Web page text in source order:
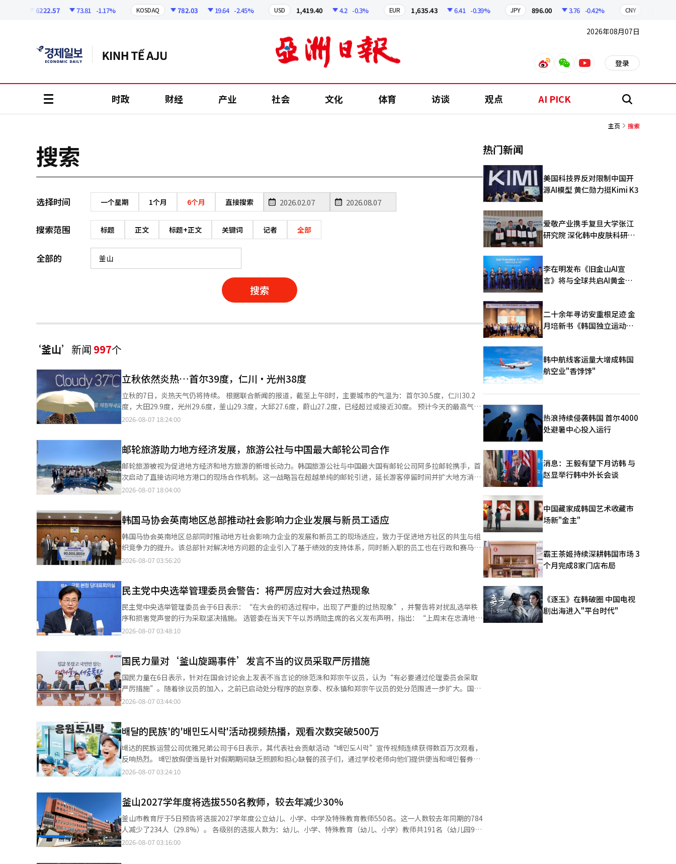
6222.57 73.81 -1.17% KOSDAQ 782.03 19.64 -2.45% USD 1,419.40 4.2 -0.3% EUR 1,635.43 6.41 -0.39% JPY 896.00 3.76 -0.42% CNY
2026年08月07日
weiboweixinyoutube 登录
时政 财经 产业 社会 文化 体育 访谈 观点 AI PICK 搜
主页 搜索
搜索
选择时间 一个星期 1个月 6个月 直接搜索
搜索范围 标题 正文 标题+正文 关键词 记者 全部
全部的
搜索
‘釜山’ 新闻 997个
立秋依然炎热…首尔39度，仁川·光州38度
立秋的7日，炎热天气仍将持续。 根据联合新闻的报道，截至上午8时，主要城市的气温为：首尔30.5度，仁川30.2
度，大田29.9度，光州29.6度，釜山29.3度，大邱27.6度，蔚山27.2度，已经超过或接近30度。 预计今天的最高气温
将在31至39度之间。 首尔的最高气温将达到39度，仁川和光州为38度，大田和大邱为37度，釜山为35度，蔚山为34
压）经过。 因此，形成了北高南低的气压系统，相对较凉的东北风将吹入。 东北风将携带来自相对温暖的东海的水
汽，遇到太白山脉时，将在东海岸和济州岛带来大量降雨。 预计降水量为：江原东海岸·山区30至100毫米（多的地
方超过150毫米），庆北北部东海岸·东北山区30至80毫米，庆北南部东海岸20至60毫米，济州山区·中山区10至
60毫米，釜山·蔚山·庆南中部内陆·庆南东部内陆·独岛·乌岛5至40毫米，济州海岸5至30毫米。※ 本报道经人
工智能（AI）系统翻译与编辑。
2026-08-07 18:24:00
邮轮旅游助力地方经济发展，旅游公社与中国最大邮轮公司合作
邮轮旅游被视为促进地方经济和地方旅游的新增长动力。韩国旅游公社与中国最大国有邮轮公司阿多拉邮轮携手，首
次启动了直接访问地方港口的现场合作机制。这一战略旨在超越单纯的邮轮引进，延长游客停留时间并扩大地方消
费。 韩国旅游公社于6日在全南丽水与阿多拉邮轮召开了“岛屿丽水邮轮协作体”会议。该协作体的重点是增加游客
资源和港口条件，并讨论地方政府、海外邮轮公司和当地旅行社的定制合作方案。 阿多拉邮轮在今年上半年共计入境
的451个邮轮航次中，运营了约20%的91个航次，占据了访韩邮轮市场的最大份额。公社计划在今年3月与阿多拉邮
轮签署的战略伙伴关系的基础上，通过此次协作体加强与中国邮轮市场和地方旅游景点的合作。 此次活动有来自中国
当地旅行社的21名相关人员参加，韩国国会议员办公室、全南省、光州市、丽水市等相关机构也参与了地方邮轮产业
发展方案的讨论。 参与者将在9日前往丽水和釜山，考察丽水博览会国际邮轮码头、乌冬岛、釜山国际市场、海东龙
中。 公社计划以丽水为起点，巡回考察下半年的釜山、仁川、束草等主要港口，持续关注地方特色邮轮旅游产品的开
发、现场问题和制度改进任务。 公社主题内容团队负责人潘浩哲表示：“海外邮轮公司与国内相关机构在现场共同建
立了能够反映港口特性的合作机制”，并表示：“我们将通过开发具有地方特色的定制邮轮产品和改善接待能力，进
一步扩大邮轮游客的引入。” 此次协作体与政府正在推进的邮轮旅游振兴政策密切相关。政府计划投入3400万元的
追加预算，以改善釜山、仁川、丽水、束草、西山、浦项等主要港口的旅游项目和接待能力，旨在延长邮轮游客的停
2026-08-07 18:04:00
韩国马协会英南地区总部推动社会影响力企业发展与新员工适应
韩国马协会英南地区总部同时推动地方社会影响力企业的发展和新员工的现场适应，致力于促进地方社区的共生与组
织竞争力的提升。该总部针对解决地方问题的企业引入了基于绩效的支持体系，同时新入职的员工也在行政和赛马运
营等多个领域积累实务经验。 英南地区总部最近与“大家的经济”社会合作社和社会创新研究院签署了“2026釜山
能、综合照护、就业创造、多文化和地方发展等。 被选中的企业将获得初期项目资金、专家指导、社会效益测量和地
方资源对接等支持。与以往的支持项目不同的是，此次将企业创造的社会价值进行量化评估，并根据成果给予差异化
的激励。优秀企业将获得韩国马协会英南地区总部长奖和韩国社会企业振兴院长奖。 英南地区总部相关人士表
示：“我们将致力于创造一个社会价值能够得到回报的生态系统，以支持地方创新企业的持续成长。” 9名新员工现
场部署...“提升实务能力” 今年被部署到英南地区总部的9名新员工已经进入实务工作4个月，正在继续适应现场环
的孙裕晶员工表示：“辞去前职后准备了很久，听到合格的消息时非常高兴。”釜山广播部的朴在敏员工表示：“希
望通过稳定的广播运营，创造一个让客户更能沉浸的环境。”此外，其他岗位的新员工也在各自领域积累现场经验，
逐渐适应组织。 韩国马协会英南地区总部长严永锡表示：“期待新员工在各自的岗位上积累经验，成长为引领韩国马
协会未来的人才。”※ 本报道经人工智能（AI）系统翻译与编辑。
2026-08-07 03:56:20
民主党中央选举管理委员会警告：将严厉应对大会过热现象
民主党中央选举管理委员会于6日表示：“在大会的初选过程中，出现了严重的过热现象”，并警告将对扰乱选举秩
序和损害党声誉的行为采取坚决措施。 选管委在当天下午以苏炳勋主席的名义发布声明，指出：“上周末在忠清地区
和釜山·蔚山·庆南（釜庆地区）举行的联合演讲会等初选过程中，出现了严重的过热现象。” 特别是选管委提到，
行的初选过程中的非法选举活动和选举干扰行为进行严厉制裁，并强调：“如发生未获许可的选举活动或干扰行为，
将在确认事实后立即采取措施。若发生此类行为，请遵循程序向选举不正之行为举报中心举报。” 同时，选管委将选
举干扰和非法选举活动明确界定为“明显的相关行为”，并表示：“被查出的事项将在大会结束后也将毫不例外地追
究责任。希望大家在激烈竞争的同时，保持对彼此的尊重，展现出民主党应有的风范。”※ 本报道经人工智能（AI）
系统翻译与编辑。
2026-08-07 03:48:10
国民力量对‘釜山旋踢事件’发言不当的议员采取严厉措施
国民力量在6日表示，针对在国会讨论会上发表不当言论的徐范洙和郑宗午议员，认为“有必要通过伦理委员会采取
严厉措施”。随着徐议员的加入，之前已启动处分程序的赵京泰、权永镇和郑宗午议员的处分范围进一步扩大。国民
力量当天上午在国会举行的最高委员会会议上讨论了“旋踢失言”事件。首席发言人崔宝允在会议结束后对记者表
谑言论，这绝对是不应有的不当言行。”他对此深感歉意，并表示：“受害者的宽恕并不意味着问题已经解决，今后
将采取一切措施以防止此类不当事件的再次发生。”由于党领导层一致认为有必要进行伦理委员会的处分，预计在7
日召开的伦理委员会会议上将讨论对徐议员和郑议员的处分。在党内，对于两位议员的处分意见不一。一位领导层人
士指出：“如果他们真的反省，主动离开党就是一种反省；如果不采取措施，那将是典型的双重标准。”而一位亲韩
派议员则批评道：“这只是言语失误，受害者也已经道歉。出席讨论会的受害者表示希望集中于本案，而不是因这些
局势对党没有任何好处，不明白为何要这样引导党。”此前，徐议员在4日的讨论会上对出席的受害者说：“来一次
旋踢吧。”郑议员回应：“我更擅长用手而不是脚。”在争议加剧后，徐议员和郑议员向受害者和公众表示了歉意。
出席讨论会的受害者金珍珠（化名）表示接受了徐议员的道歉，并表示：“讨论会内容很重要，不希望被淹没。希望
大家能努力让公众了解讨论会的内容。”※ 本报道经人工智能（AI）系统翻译与编辑。
2026-08-07 03:44:00
배달的民族'的'배민도시락'活动视频热播，观看次数突破500万
배达的民族运营公司优雅兄弟公司于6日表示，其代表社会贡献活动“배민도시락”宣传视频连续获得数百万次观看，
反响热烈。 배민放假便当是针对假期期间缺乏照顾和担心缺餐的孩子们，通过学校老师向他们提供便当和배민餐券，
并进行关心的活动。自2020年疫情以来，已累计为7483名儿童提供约18万餐的餐食。 最近引发关注的内容是배민在
员，배민在进行跆拳道、曲棍球、摔跤和射箭比赛的场馆附近设置了餐车，提供孩子们喜爱的炸鸡、比萨、年糕汤和
刨冰等美食。 记录这一现场的“奔向你，送上美味的支持 by.배민应援便当”视频在YouTube公开后13天内观看次数
超过500万，目前累计观看次数已达532万。 배민在去年5月也曾为儿童节开展“第一次美味的日子 by.배민放假便
当”活动。为了帮助附近餐厅较少且未曾使用过外卖服务的山区孩子们，与外卖品牌合作在小学操场设置餐车的过
程，视频累计观看次数约为887万。 崔终石优雅兄弟品牌部主任表示：“孩子们真实的反应让很多人产生共鸣，未来
2026-08-07 03:24:10
釜山2027学年度将选拔550名教师，较去年减少30%
釜山市教育厅于5日预告将选拔2027学年度公立幼儿、小学、中学及特殊教育教师550名。这一人数较去年同期的784
人减少了234人（29.8%）。 各级别的选拔人数为：幼儿、小学、特殊教育（幼儿、小学）教师共191名（幼儿园9
名，小学173名，特殊幼儿园2名，特殊小学7名）。中学教师共359名（中学科目292名，保健20名，图书管理员6
2026-08-07 03:16:00
热门新闻
美国科技界反对限制中国开
源AI模型 黄仁勋力挺Kimi K3
爱敬产业携手复旦大学张江
研究院 深化韩中皮肤科研合
李在明发布《旧金山AI宣
言》将与全球共启AI黄金时
二十余年寻访安重根足迹 金
月培新书《韩国独立运动圣
韩中航线客运量大增成韩国
航空业"香饽饽"
热浪持续侵袭韩国 首尔4000
处避暑中心投入运行
消息：王毅有望下月访韩 与
赵显举行韩中外长会谈
中国藏家成韩国艺术收藏市
场新"金主"
霸王茶姬持续深耕韩国市场 3
个月完成8家门店布局
《逐玉》在韩破圈 中国电视
剧出海进入"平台时代"